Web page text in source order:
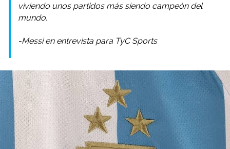
viviendo unos partidos más siendo campeón del
mundo.
-Messi en entrevista para TyC Sports